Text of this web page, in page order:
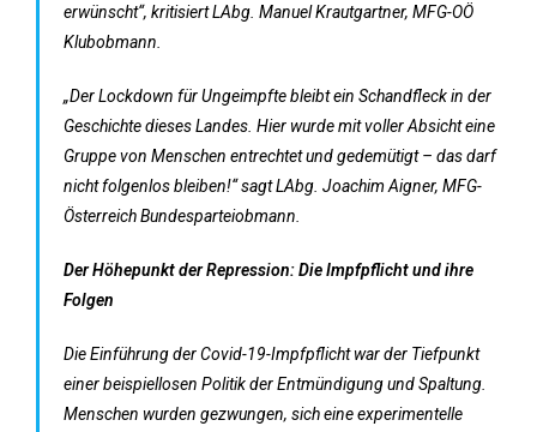
erwünscht“, kritisiert LAbg. Manuel Krautgartner, MFG-OÖ
Klubobmann.
„Der Lockdown für Ungeimpfte bleibt ein Schandfleck in der
Geschichte dieses Landes. Hier wurde mit voller Absicht eine
Gruppe von Menschen entrechtet und gedemütigt – das darf
nicht folgenlos bleiben!“ sagt LAbg. Joachim Aigner, MFG-
Österreich Bundesparteiobmann.
Der Höhepunkt der Repression: Die Impfpflicht und ihre
Folgen
Die Einführung der Covid-19-Impfpflicht war der Tiefpunkt
einer beispiellosen Politik der Entmündigung und Spaltung.
Menschen wurden gezwungen, sich eine experimentelle